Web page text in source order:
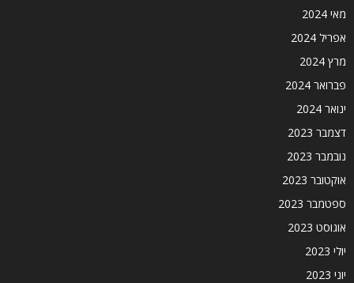
מאי 2024
אפריל 2024
מרץ 2024
פברואר 2024
ינואר 2024
דצמבר 2023
נובמבר 2023
אוקטובר 2023
ספטמבר 2023
אוגוסט 2023
יולי 2023
יוני 2023